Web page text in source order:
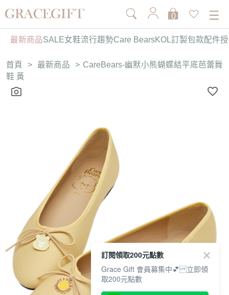
0
最新商品SALE女鞋流行趨勢Care BearsKOL訂製包款配件
首頁 > 最新商品 > CareBears-幽默小熊蝴蝶結平底芭蕾舞
鞋 黃
訂閱領取200元點數
Grace Gift 會員募集中💕 立即領
取200元點數